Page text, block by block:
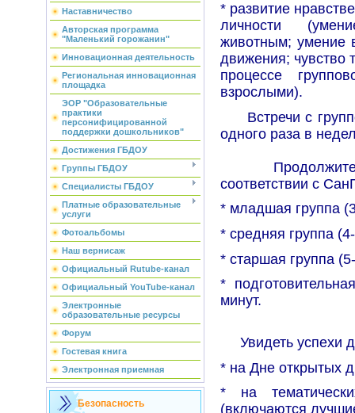
Наставничество
Авторская программа
"Маленький горожанин"
Инновационная деятельность
Региональная инновационная
площадка
ЭОР "Образовательные
практики
персонифицированной
поддержки дошкольников"
Достижения ГБДОУ
Группы ГБДОУ
Специалисты ГБДОУ
Платные образовательные
услуги
Фотоальбомы
Наш вернисаж
Официальный Rutube-канал
Официальный YouTube-канал
Электронные
образовательные ресурсы
Форум
Гостевая книга
Электронная приемная
Безопасность
* развитие
личности
животным; умение
движения; чувство
процессе
взрослыми).
Встречи с
одного раза в
соответствии с
* младшая группа
* средняя группа
* старшая группа
*
минут.
Увидеть успехи
* на Дне открытых
* на
(включаются